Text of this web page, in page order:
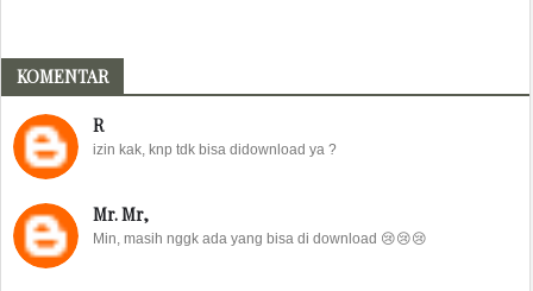
KOMENTAR
R
izin kak, knp tdk bisa didownload ya ?
Mr. Mr,
Min, masih nggk ada yang bisa di download 😢😢😢